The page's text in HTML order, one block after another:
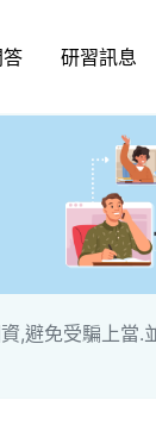
研習訊息
,避免受騙上當.